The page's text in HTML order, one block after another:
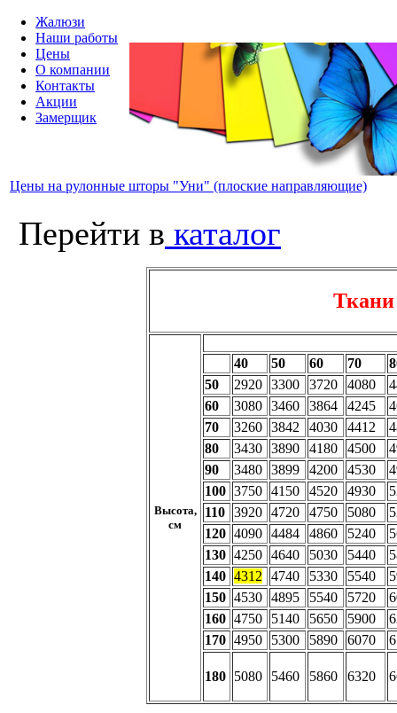
Жалюзи
Наши работы
Цены
О компании
Контакты
Акции
Замерщик
Цены на рулонные шторы "Уни" (плоские направляющие)
Перейти в каталог
Высота,
см
40 50 60 70
50
2920 3300 3720 4080
60
3080 3460 3864 4245
70
3260 3842 4030 4412
80
3430 3890 4180 4500
90
3480 3899 4200 4530
100 3750 4150 4520 4930
110 3920 4720 4750 5080
120 4090 4484 4860 5240
130 4250 4640 5030 5440
140 4312 4740 5330 5540
150 4530 4895 5540 5720
160 4750 5140 5650 5900
170 4950 5300 5890 6070
180 5080 5460 5860 6320